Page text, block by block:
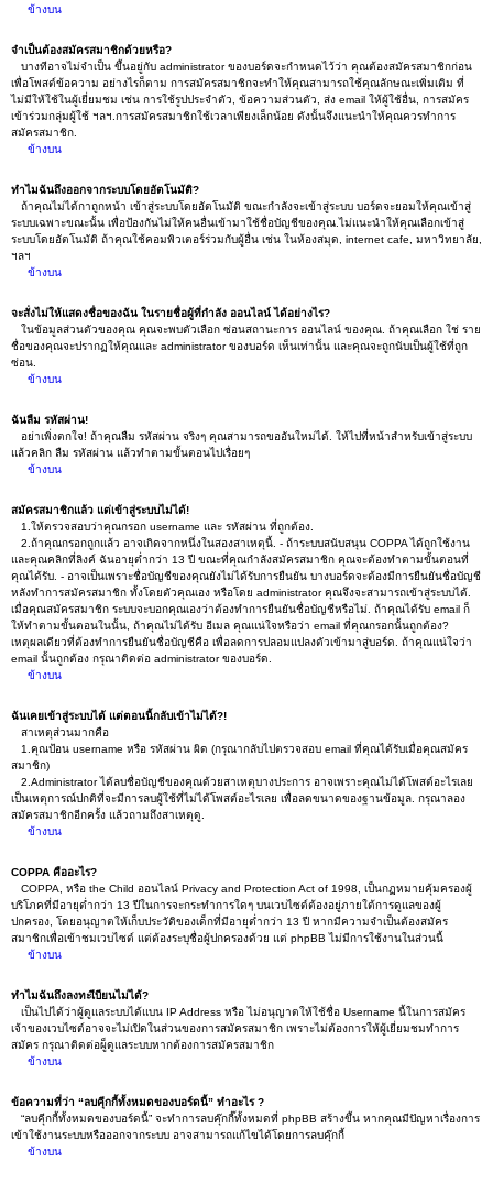
ข้างบน
จำเป็นต้องสมัครสมาชิกด้วยหรือ?
บางทีอาจไม่จำเป็น ขึ้นอยู่กับ administrator ของบอร์ดจะกำหนดไว้ว่า คุณต้องสมัครสมาชิกก่อน
เพื่อโพสต์ข้อความ อย่างไรก็ตาม การสมัครสมาชิกจะทำให้คุณสามารถใช้คุณลักษณะเพิ่มเติม ที่
ไม่มีให้ใช้ในผู้เยี่ยมชม เช่น การใช้รูปประจำตัว, ข้อความส่วนตัว, ส่ง email ให้ผู้ใช้อื่น, การสมัคร
เข้าร่วมกลุ่มผู้ใช้ ฯลฯ.การสมัครสมาชิกใช้เวลาเพียงเล็กน้อย ดังนั้นจึงแนะนำให้คุณควรทำการ
สมัครสมาชิก.
ข้างบน
ทำไมฉันถึงออกจากระบบโดยอัตโนมัติ?
ถ้าคุณไม่ได้กาถูกหน้า เข้าสู่ระบบโดยอัตโนมัติ ขณะกำลังจะเข้าสู่ระบบ บอร์ดจะยอมให้คุณเข้าสู่
ระบบเฉพาะขณะนั้น เพื่อป้องกันไม่ให้คนอื่นเข้ามาใช้ชื่อบัญชีของคุณ.ไม่แนะนำให้คุณเลือกเข้าสู่
ระบบโดยอัตโนมัติ ถ้าคุณใช้คอมพิวเตอร์ร่วมกับผู้อื่น เช่น ในห้องสมุด, internet cafe, มหาวิทยาลัย,
ฯลฯ
ข้างบน
จะสั่งไม่ให้แสดงชื่อของฉัน ในรายชื่อผู้ที่กำลัง ออนไลน์ ได้อย่างไร?
ในข้อมูลส่วนตัวของคุณ คุณจะพบตัวเลือก ซ่อนสถานะการ ออนไลน์ ของคุณ. ถ้าคุณเลือก ใช่ ราย
ชื่อของคุณจะปรากฏให้คุณและ administrator ของบอร์ด เห็นเท่านั้น และคุณจะถูกนับเป็นผู้ใช้ที่ถูก
ซ่อน.
ข้างบน
ฉันลืม รหัสผ่าน!
อย่าเพิ่งตกใจ! ถ้าคุณลืม รหัสผ่าน จริงๆ คุณสามารถขออันใหม่ได้. ให้ไปที่หน้าสำหรับเข้าสู่ระบบ
แล้วคลิก ลืม รหัสผ่าน แล้วทำตามขั้นตอนไปเรื่อยๆ
ข้างบน
สมัครสมาชิกแล้ว แต่เข้าสู่ระบบไม่ได้!
1.ให้ตรวจสอบว่าคุณกรอก username และ รหัสผ่าน ที่ถูกต้อง.
2.ถ้าคุณกรอกถูกแล้ว อาจเกิดจากหนึ่งในสองสาเหตุนี้. - ถ้าระบบสนับสนุน COPPA ได้ถูกใช้งาน
และคุณคลิกที่ลิงค์ ฉันอายุต่ำกว่า 13 ปี ขณะที่คุณกำลังสมัครสมาชิก คุณจะต้องทำตามขั้นตอนที่
คุณได้รับ. - อาจเป็นเพราะชื่อบัญชีของคุณยังไม่ได้รับการยืนยัน บางบอร์ดจะต้องมีการยืนยันชื่อบัญชี
หลังทำการสมัครสมาชิก ทั้งโดยตัวคุณเอง หรือโดย administrator คุณจึงจะสามารถเข้าสู่ระบบได้.
เมื่อคุณสมัครสมาชิก ระบบจะบอกคุณเองว่าต้องทำการยืนยันชื่อบัญชีหรือไม่. ถ้าคุณได้รับ email ก็
ให้ทำตามขั้นตอนในนั้น, ถ้าคุณไม่ได้รับ อีเมล คุณแน่ใจหรือว่า email ที่คุณกรอกนั้นถูกต้อง?
เหตุผลเดียวที่ต้องทำการยืนยันชื่อบัญชีคือ เพื่อลดการปลอมแปลงตัวเข้ามาสู่บอร์ด. ถ้าคุณแน่ใจว่า
email นั้นถูกต้อง กรุณาติดต่อ administrator ของบอร์ด.
ข้างบน
ฉันเคยเข้าสู่ระบบได้ แต่ตอนนี้กลับเข้าไม่ได้?!
สาเหตุส่วนมากคือ
1.คุณป้อน username หรือ รหัสผ่าน ผิด (กรุณากลับไปตรวจสอบ email ที่คุณได้รับเมื่อคุณสมัคร
สมาชิก)
2.Administrator ได้ลบชื่อบัญชีของคุณด้วยสาเหตุบางประการ อาจเพราะคุณไม่ได้โพสต์อะไรเลย
เป็นเหตุการณ์ปกติที่จะมีการลบผู้ใช้ที่ไม่ได้โพสต์อะไรเลย เพื่อลดขนาดของฐานข้อมูล. กรุณาลอง
สมัครสมาชิกอีกครั้ง แล้วถามถึงสาเหตุดู.
ข้างบน
COPPA คืออะไร?
COPPA, หรือ the Child ออนไลน์ Privacy and Protection Act of 1998, เป็นกฏหมายคุ้มครองผู้
บริโภคที่มีอายุต่ำกว่า 13 ปีในการจะกระทำการใดๆ บนเวบไซต์ต้องอยู่ภายใต้การดูแลของผู้
ปกครอง, โดยอนุญาตให้เก็บประวัติของเด็กที่มีอายุต่ำกว่า 13 ปี หากมีความจำเป็นต้องสมัคร
สมาชิกเพื่อเข้าชมเวบไซต์ แต่ต้องระบุชื่อผู้ปกครองด้วย แต่ phpBB ไม่มีการใช้งานในส่วนนี้
ข้างบน
ทำไมฉันถึงลงทะเีบียนไม่ได้?
เป็นไปได้ว่าผู้ดูแลระบบได้แบน IP Address หรือ ไม่อนุญาตให้ใช้ชื่อ Username นี้ในการสมัคร
เจ้าของเวบไซต์อาจจะไม่เปิดในส่วนของการสมัครสมาชิก เพราะไม่ต้องการให้ผู้เยี่ยมชมทำการ
สมัคร กรุณาติดต่อผู็ดูแลระบบหากต้องการสมัครสมาชิก
ข้างบน
ข้อความที่ว่า “ลบคุีกกี้ทั้งหมดของบอร์ดนี้” ทำอะไร ?
“ลบคุีกกี้ทั้งหมดของบอร์ดนี้” จะทำการลบคุ๊กกี๊ทั้งหมดที่ phpBB สร้างขึ้น หากคุณมีปัญหาเรื่องการ
เข้าใช้งานระบบหรือออกจากระบบ อาจสามารถแก้ไขได้โดยการลบคุ๊กกี้
ข้างบน